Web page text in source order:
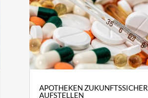
APOTHEKEN ZUKUNFTSSICHER
AUFSTELLEN